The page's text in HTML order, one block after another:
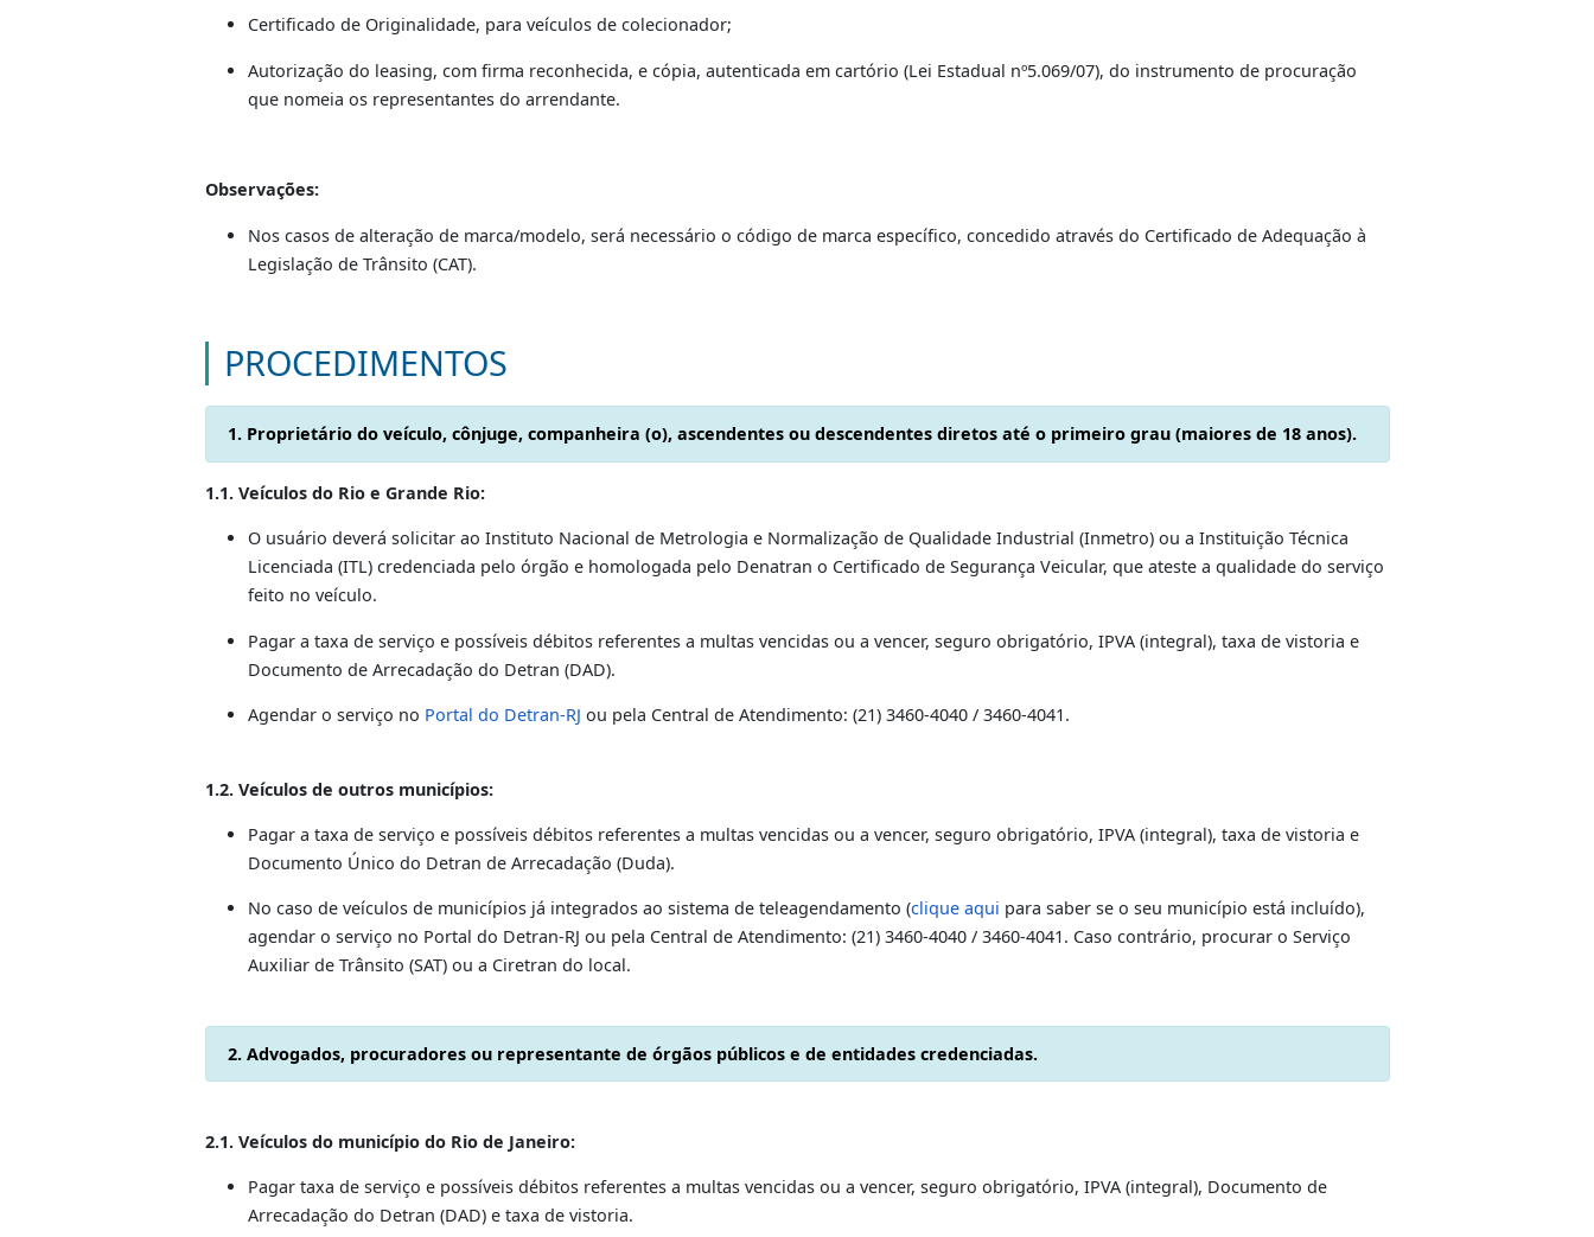
Original do Certificado de Registro de Veículo (CRV);
Original, ou cópia autenticada pela SEF, da 1ª via da nota fiscal de compra da peça ou componente, ou declaração da oficina, com firma
reconhecida;
Nota fiscal da compra do eixo, nos casos de adaptação de eixo auxiliar (3º eixo) ou instalação de pino porta-contêiner, conforme disposto
nas Resoluções nº 725, de 29.11.1988, nº 776, de 23.12.1993 e Resolução 292/08 do CONTRAN;
Registro do número do Certificado de Segurança Veicular (CSV) eletrônico, validado no SISCSV. Esta senha gerada eletronicamente deverá
Certificado de Originalidade, para veículos de colecionador;
Autorização do leasing, com firma reconhecida, e cópia, autenticada em cartório (Lei Estadual nº5.069/07), do instrumento de procuração
que nomeia os representantes do arrendante.
Observações:
Nos casos de alteração de marca/modelo, será necessário o código de marca específico, concedido através do Certificado de Adequação à
Legislação de Trânsito (CAT).
PROCEDIMENTOS
O usuário deverá solicitar ao Instituto Nacional de Metrologia e Normalização de Qualidade Industrial (Inmetro) ou a Instituição Técnica
Licenciada (ITL) credenciada pelo órgão e homologada pelo Denatran o Certificado de Segurança Veicular, que ateste a qualidade do serviço
Pagar a taxa de serviço e possíveis débitos referentes a multas vencidas ou a vencer, seguro obrigatório, IPVA (integral), taxa de vistoria e
Documento de Arrecadação do Detran (DAD).
Agendar o serviço no Portal do Detran-RJ
1.2. Veículos de outros municípios: